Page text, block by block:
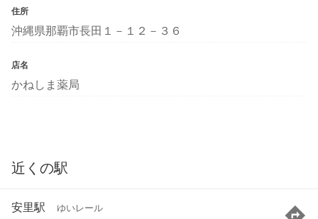
住所
沖縄県那覇市長田１－１２－３６
店名
かねしま薬局
近くの駅
安里駅 ゆいレール